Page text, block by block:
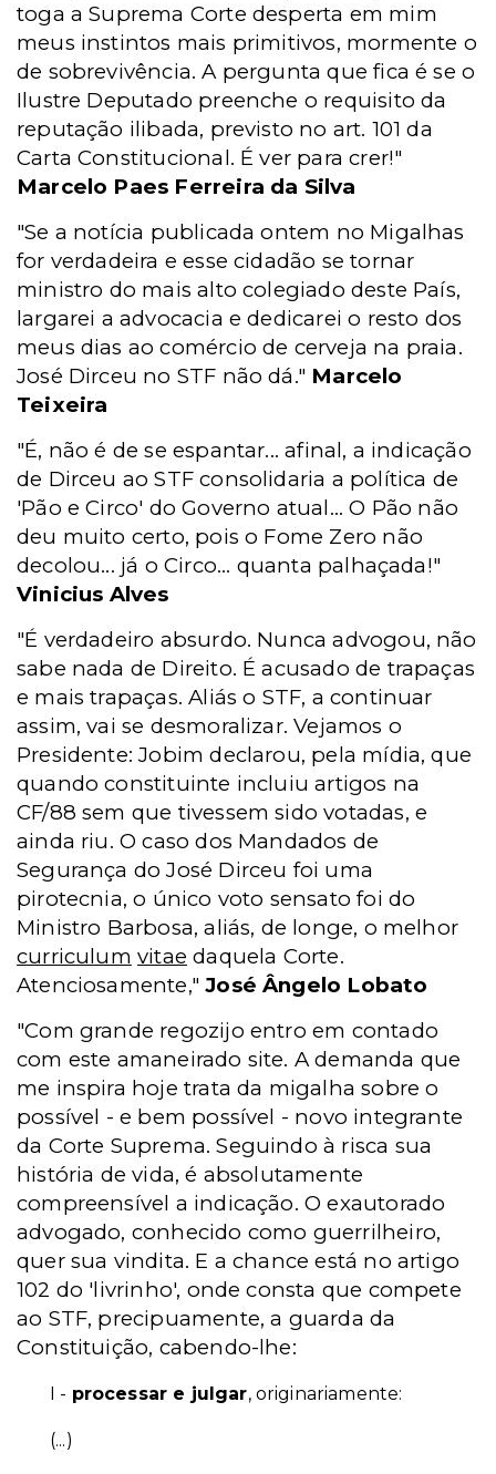
toga a Suprema Corte desperta em mim
meus instintos mais primitivos, mormente o
de sobrevivência. A pergunta que fica é se o
Ilustre Deputado preenche o requisito da
reputação ilibada, previsto no art. 101 da
Carta Constitucional. É ver para crer!"
Marcelo Paes Ferreira da Silva
"Se a notícia publicada ontem no Migalhas
for verdadeira e esse cidadão se tornar
ministro do mais alto colegiado deste País,
largarei a advocacia e dedicarei o resto dos
meus dias ao comércio de cerveja na praia.
José Dirceu no STF não dá." Marcelo
Teixeira
"É, não é de se espantar... afinal, a indicação
de Dirceu ao STF consolidaria a política de
'Pão e Circo' do Governo atual... O Pão não
deu muito certo, pois o Fome Zero não
decolou... já o Circo... quanta palhaçada!"
Vinicius Alves
"É verdadeiro absurdo. Nunca advogou, não
sabe nada de Direito. É acusado de trapaças
e mais trapaças. Aliás o STF, a continuar
assim, vai se desmoralizar. Vejamos o
Presidente: Jobim declarou, pela mídia, que
quando constituinte incluiu artigos na
CF/88 sem que tivessem sido votadas, e
ainda riu. O caso dos Mandados de
Segurança do José Dirceu foi uma
pirotecnia, o único voto sensato foi do
Ministro Barbosa, aliás, de longe, o melhor
curriculum vitae daquela Corte.
Atenciosamente,"José Ângelo Lobato
"Com grande regozijo entro em contado
com este amaneirado site. A demanda que
me inspira hoje trata da migalha sobre o
possível - e bem possível - novo integrante
da Corte Suprema. Seguindo à risca sua
história de vida, é absolutamente
compreensível a indicação. O exautorado
advogado, conhecido como guerrilheiro,
quer sua vindita. E a chance está no artigo
102 do 'livrinho', onde consta que compete
ao STF, precipuamente, a guarda da
Constituição, cabendo-lhe:
I - processar e julgar, originariamente:
(...)